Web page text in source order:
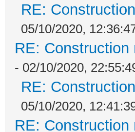
RE:
05/10/2020,
RE:
- 02/10/2020,
RE:
05/10/2020,
RE: